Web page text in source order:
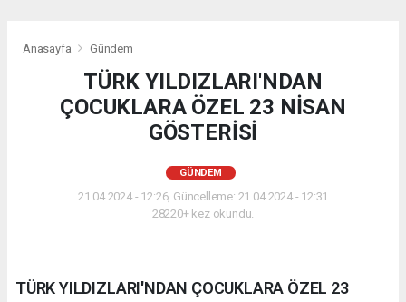
Anasayfa Gündem
TÜRK YILDIZLARI'NDAN
ÇOCUKLARA ÖZEL 23 NİSAN
GÖSTERİSİ
GÜNDEM
21.04.2024 - 12:26, Güncelleme: 21.04.2024 - 12:31
28220+ kez okundu.
TÜRK YILDIZLARI'NDAN ÇOCUKLARA ÖZEL 23